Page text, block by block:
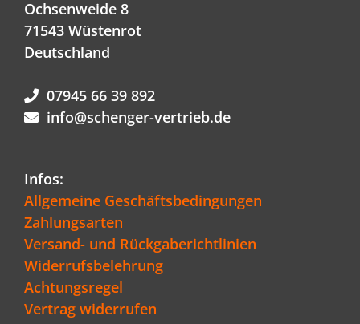
Ochsenweide 8
71543 Wüstenrot
Deutschland
07945 66 39 892
info@schenger-vertrieb.de
Infos:
Allgemeine Geschäftsbedingungen
Zahlungsarten
Versand- und Rückgaberichtlinien
Widerrufsbelehrung
Achtungsregel
Vertrag widerrufen